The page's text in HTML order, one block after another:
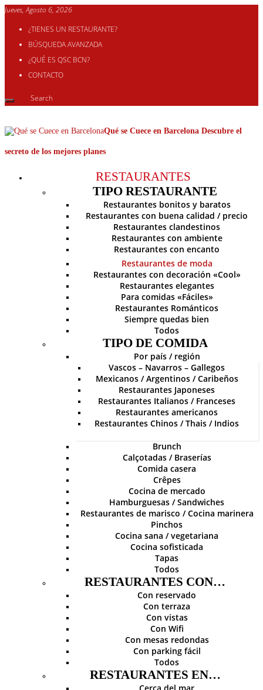
Jueves, Agosto 6, 2026
¿TIENES UN RESTAURANTE?
BÚSQUEDA AVANZADA
¿QUÉ ES QSC BCN?
CONTACTO
Qué se Cuece en Barcelona Descubre el
secreto de los mejores planes
RESTAURANTES
TIPO RESTAURANTE
Restaurantes bonitos y baratos
Restaurantes con buena calidad / precio
Restaurantes clandestinos
Restaurantes con ambiente
Restaurantes con encanto
Restaurantes de moda
Restaurantes con decoración «Cool»
Restaurantes elegantes
Para comidas «Fáciles»
Restaurantes Románticos
Siempre quedas bien
Todos
TIPO DE COMIDA
Por país / región
Vascos – Navarros – Gallegos
Mexicanos / Argentinos / Caribeños
Restaurantes Japoneses
Restaurantes Italianos / Franceses
Restaurantes americanos
Restaurantes Chinos / Thais / Indios
Brunch
Calçotadas / Braserías
Comida casera
Crêpes
Cocina de mercado
Hamburguesas / Sandwiches
Restaurantes de marisco / Cocina marinera
Pinchos
Cocina sana / vegetariana
Cocina sofisticada
Tapas
Todos
RESTAURANTES CON…
Con reservado
Con terraza
Con vistas
Con Wifi
Con mesas redondas
Con parking fácil
Todos
RESTAURANTES EN…